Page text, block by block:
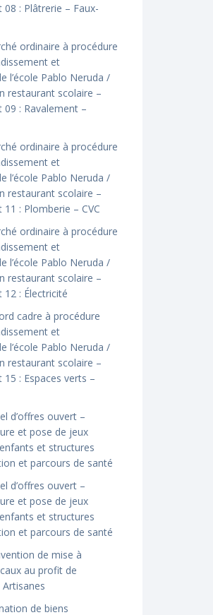
08 : Plâtrerie – Faux-
ordinaire à procédure
et
l’école Pablo Neruda /
restaurant scolaire –
09 : Ravalement –
ordinaire à procédure
et
l’école Pablo Neruda /
restaurant scolaire –
: Plomberie – CVC
ordinaire à procédure
et
l’école Pablo Neruda /
restaurant scolaire –
12 : Électricité
cadre à procédure
et
l’école Pablo Neruda /
restaurant scolaire –
15 : Espaces verts –
d’offres ouvert –
et pose de jeux
et structures
et parcours de santé
d’offres ouvert –
et pose de jeux
et structures
et parcours de santé
de mise à
au profit de
Artisanes
de biens